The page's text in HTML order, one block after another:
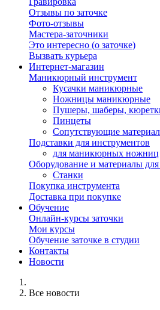
Отзывы по заточке
Фото-отзывы
Мастера-заточники
Это интересно (о заточке)
Вызвать курьера
Интернет-магазин
Маникюрный инструмент
Кусачки маникюрные
Ножницы маникюрные
Пушеры, шаберы,
Пинцеты
Сопутствующие
Подставки для инструментов
для маникюрных ножниц
Оборудование и материалы для
Станки
Покупка инструмента
Доставка при покупке
Обучение
Онлайн-курсы заточки
Мои курсы
Обучение заточке в студии
Контакты
Новости
Все новости